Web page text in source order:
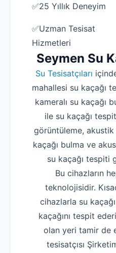
✅25 Yıllık Deneyim
✅Uzman Tesisat
Hizmetleri
Seymen Su
Su Tesisatçıları
mahallesi su kaçağı
kameralı su kaçağı
ile su kaçağı
görüntüleme, akustik
kaçağı bulma ve
su kaçağı tespiti
Bu cihazların
teknolojisidir.
cihazlarla su
kaçağını tespit
olan yeri tamir de
tesisatçısı